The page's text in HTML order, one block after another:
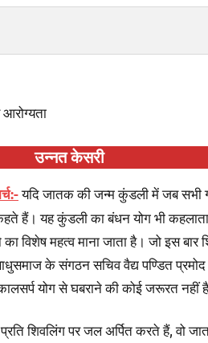
उन्नत केसरी
यदि जातक की जन्म कुंडली में जब सभी
हैं। यह कुंडली का बंधन योग भी कहलाता
विशेष महत्व माना जाता है। जो इस बार
के संगठन सचिव वैद्य पण्डित
योग से घबराने की कोई जरूरत नहीं
शिवलिंग पर जल अर्पित करते हैं, वो